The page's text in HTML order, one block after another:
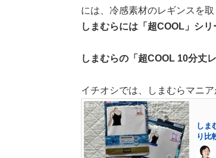
には、冷感素材のレギンスを
しまむらには「超COOL」シリ
しまむらの「超COOL 10分丈
イチオシでは、しまむらマニ
しま
り比